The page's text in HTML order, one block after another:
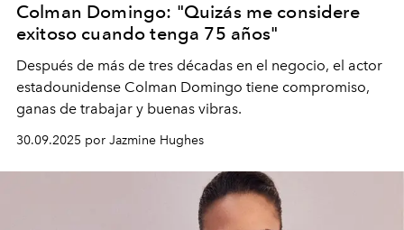
Colman Domingo: "Quizás me considere
exitoso cuando tenga 75 años"
Después de más de tres décadas en el negocio, el actor
estadounidense Colman Domingo tiene compromiso,
ganas de trabajar y buenas vibras.
30.09.2025 por Jazmine Hughes